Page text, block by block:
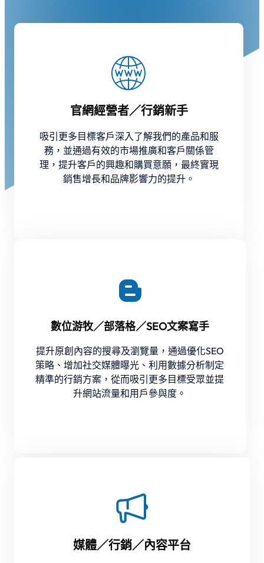
官網經營者／行銷新手
吸引更多目標客戶深入了解我們的產品和服
務，並通過有效的市場推廣和客戶關係管
理，提升客戶的興趣和購買意願，最終實現
銷售增長和品牌影響力的提升。
數位游牧／部落格／SEO文案寫手
提升原創內容的搜尋及瀏覽量，通過優化SEO
策略、增加社交媒體曝光、利用數據分析制定
精準的行銷方案，從而吸引更多目標受眾並提
升網站流量和用戶參與度。
媒體／行銷／內容平台